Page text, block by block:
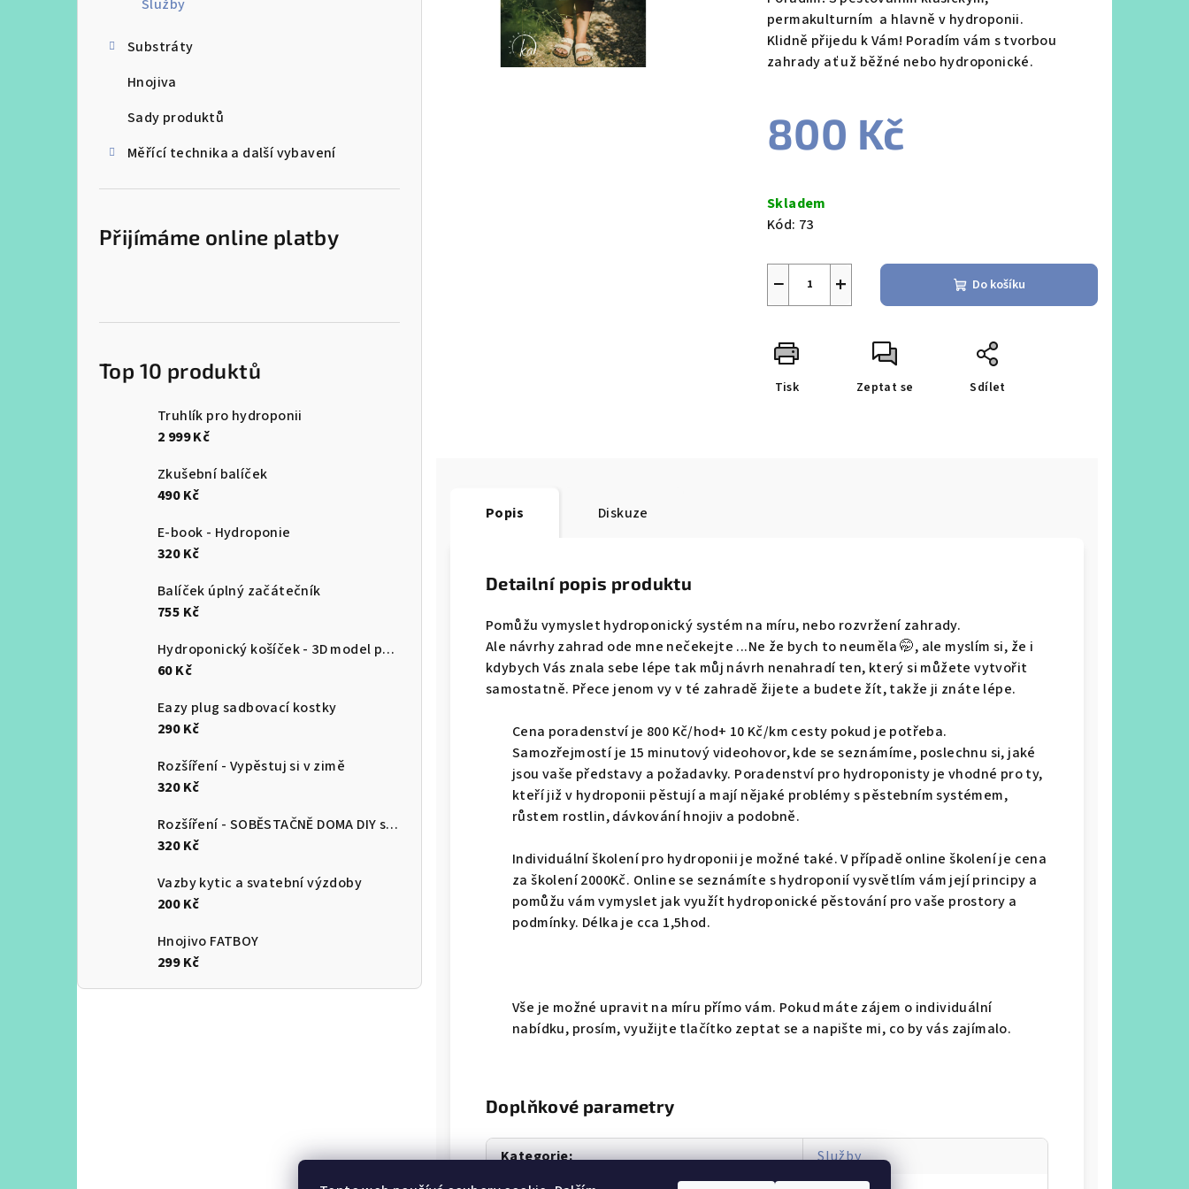
Služby
Substráty
Hnojiva
Sady produktů
Měřící technika a další vybavení
Přijímáme online platby
Top 10 produktů
Truhlík pro hydroponii
2 999 Kč
Zkušební balíček
490 Kč
E-book - Hydroponie
320 Kč
Balíček úplný začátečník
755 Kč
Hydroponický košíček - 3D model pro tisk
60 Kč
Eazy plug sadbovací kostky
290 Kč
Rozšíření - Vypěstuj si v zimě
320 Kč
Rozšíření - SOBĚSTAČNĚ DOMA DIY speciál
320 Kč
Vazby kytic a svatební výzdoby
200 Kč
Hnojivo FATBOY
299 Kč
permakulturním a hlavně v hydroponii.
Klidně přijedu k Vám! Poradím vám s tvorbou
zahrady ať už běžné nebo hydroponické.
800 Kč
cena:
Skladem
Kód: 73
+
− Do košíku
Tisk Zeptat se Sdílet
Popis Diskuze
Detailní popis produktu
Pomůžu vymyslet hydroponický systém na míru, nebo rozvržení zahrady.
Ale návrhy zahrad ode mne nečekejte ...Ne že bych to neuměla 🤭, ale myslím si, že i
kdybych Vás znala sebe lépe tak můj návrh nenahradí ten, který si můžete vytvořit
samostatně. Přece jenom vy v té zahradě žijete a budete žít, takže ji znáte lépe.
Cena poradenství je 800 Kč/hod+ 10 Kč/km cesty pokud je potřeba.
Samozřejmostí je 15 minutový videohovor, kde se seznámíme, poslechnu si, jaké
jsou vaše představy a požadavky. Poradenství pro hydroponisty je vhodné pro ty,
kteří již v hydroponii pěstují a mají nějaké problémy s pěstebním systémem,
růstem rostlin, dávkování hnojiv a podobně.
Individuální školení pro hydroponii je možné také. V případě online školení je cena
za školení 2000Kč. Online se seznámíte s hydroponií vysvětlím vám její principy a
pomůžu vám vymyslet jak využít hydroponické pěstování pro vaše prostory a
podmínky. Délka je cca 1,5hod.
Vše je možné upravit na míru přímo vám. Pokud máte zájem o individuální
nabídku, prosím, využijte tlačítko zeptat se a napište mi, co by vás zajímalo.
Doplňkové parametry
Kategorie:
Služby